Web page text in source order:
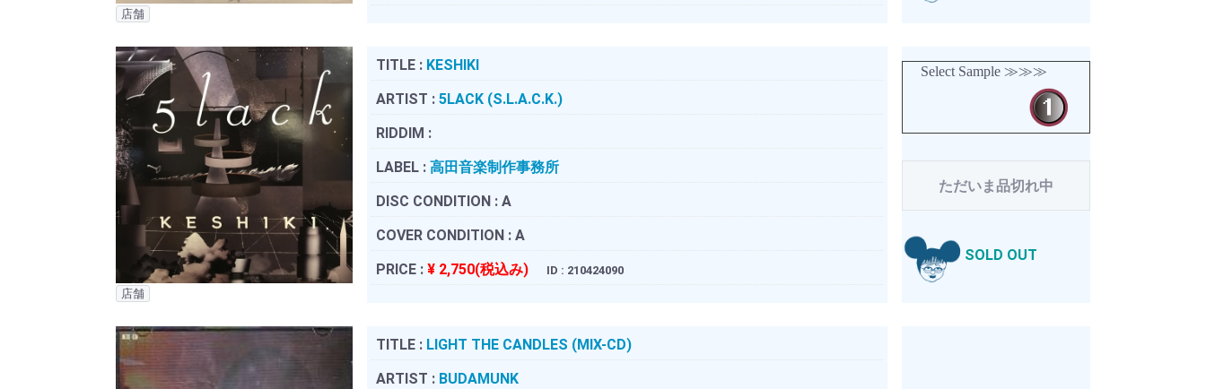
店舗
店舗
TITLE : KESHIKI
ARTIST : 5LACK (S.L.A.C.K.)
RIDDIM :
LABEL : 高田音楽制作事務所
DISC CONDITION : A
COVER CONDITION : A
PRICE : ¥ 2,750(税込み) ID : 210424090
Select Sample ≫≫≫
ただいま品切れ中
SOLD OUT
TITLE : LIGHT THE CANDLES (MIX-CD)
ARTIST : BUDAMUNK